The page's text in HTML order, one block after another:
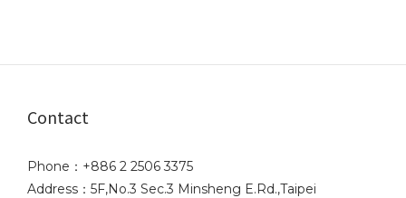
Contact
Phone：+886 2 2506 3375
Address：5F,No.3 Sec.3 Minsheng E.Rd.,Taipei